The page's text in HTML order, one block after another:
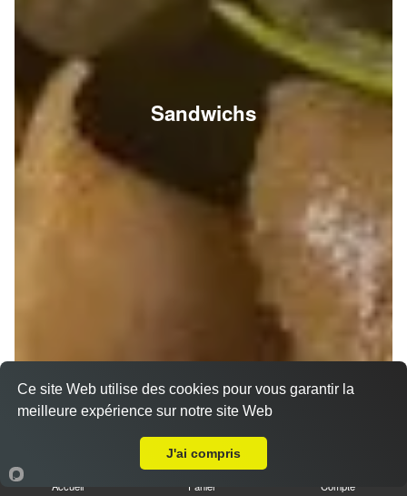
Sandwichs
Accueil Panier Compte
Ce site Web utilise des cookies pour vous garantir la
meilleure expérience sur notre site Web
J'ai compris